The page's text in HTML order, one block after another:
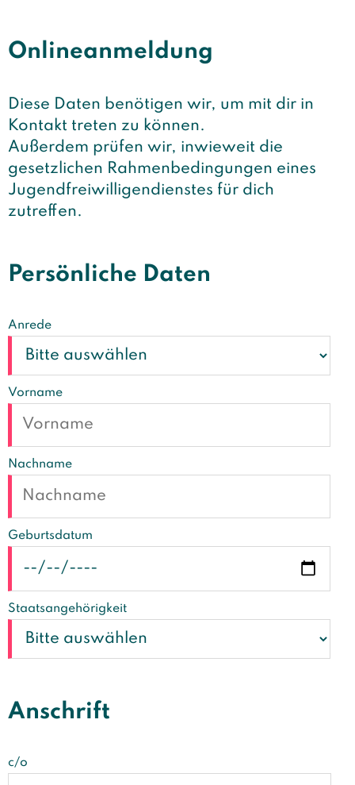
Onlineanmeldung
Diese Daten benötigen wir, um mit dir in
Kontakt treten zu können.
Außerdem prüfen wir, inwieweit die
gesetzlichen Rahmenbedingungen eines
Jugendfreiwilligendienstes für dich
zutreffen.
Persönliche Daten
Anrede
Vorname
Nachname
Geburtsdatum
Staatsangehörigkeit
Anschrift
c/o